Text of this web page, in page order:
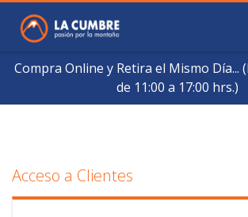
Compra Online y Retira el Mismo Día...
de 11:00 a 17:00 hrs.)
Contenido
Acceso a Clientes